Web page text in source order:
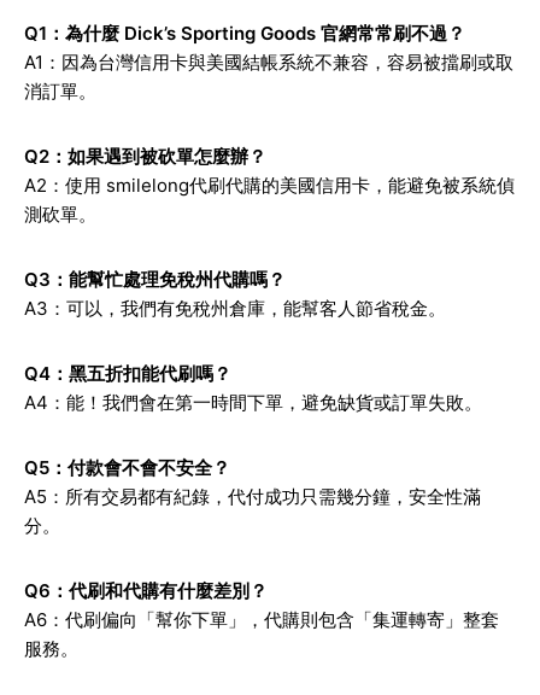
Q1 ：為什麼 Dick’s Sporting Goods 官網常常刷不過？
A1：因為台灣信用卡與美國結帳系統不兼容，容易被擋刷或取
消訂單。
Q2 ：如果遇到被砍單怎麼辦？
A2：使用 smilelong代刷代購的美國信用卡，能避免被系統偵
測砍單。
Q3 ：能幫忙處理免稅州代購嗎？
A3：可以，我們有免稅州倉庫，能幫客人節省稅金。
Q4 ：黑五折扣能代刷嗎？
A4：能！我們會在第一時間下單，避免缺貨或訂單失敗。
Q5 ：付款會不會不安全？
A5：所有交易都有紀錄，代付成功只需幾分鐘，安全性滿
分。
Q6 ：代刷和代購有什麼差別？
A6：代刷偏向「幫你下單」，代購則包含「集運轉寄」整套
服務。